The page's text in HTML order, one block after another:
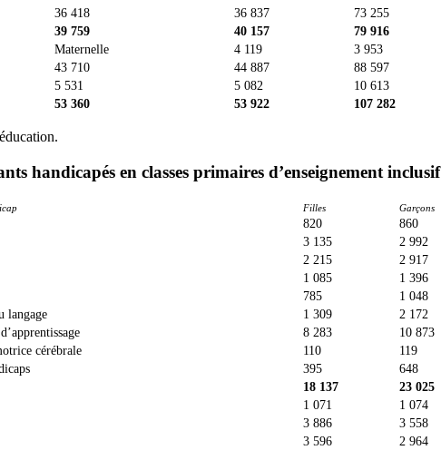
36 418 36 837
73 255
39 759 40 157
79 916
Maternelle 4 119 3 953
43 710 44 887
88 597
5 531 5 082
10 613
53 360 53 922 107 282
handicapés en classes primaires d’enseignement inclusif
Filles Garçons
820 860
3 135 2 992
2 215 2 917
1 085 1 396
785 1 048
langage
1 309 2 172
8 283 10 873
cérébrale
110 119
395 648
18 137 23 025
1 071 1 074
3 886 3 558
3 596 2 964